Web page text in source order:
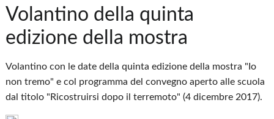
Volantino della quinta
edizione della mostra
Volantino con le date della quinta edizione della mostra "Io
non tremo" e col programma del convegno aperto alle scuola
dal titolo "Ricostruirsi dopo il terremoto" (4 dicembre 2017).